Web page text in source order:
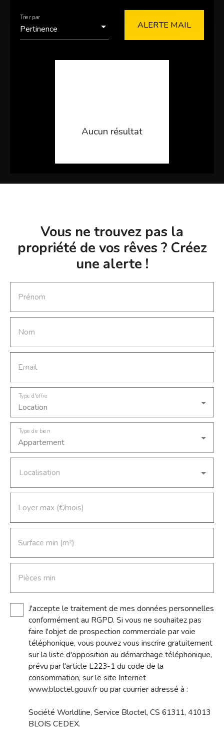
Localisation
RECHERCHER
Pertinence
Trier par
ALERTE MAIL
Aucun résultat
Vous ne trouvez pas la
propriété de vos rêves ? Créez
une alerte !
Prénom
Nom
Email
Location
Type d'offre
Appartement
Type de bien
Localisation
Loyer max (€/mois)
Surface min (m²)
Pièces min
J'accepte le traitement de mes données personnelles
conformément au RGPD. Si vous ne souhaitez pas
faire l'objet de prospection commerciale par voie
téléphonique, vous pouvez vous inscrire gratuitement
sur la liste d'opposition au démarchage téléphonique,
prévu par l'article L223-1 du code de la
consommation, sur le site Internet
www.bloctel.gouv.fr ou par courrier adressé à :
Société Worldline, Service Bloctel, CS 61311, 41013
BLOIS CEDEX.